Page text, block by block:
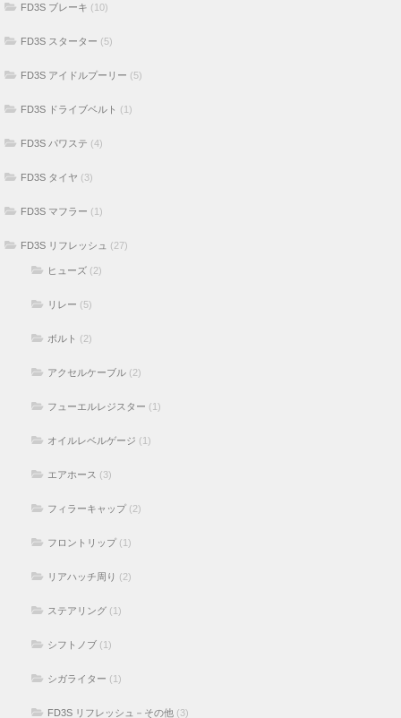
FD3S ブレーキ (10)
FD3S スターター (5)
FD3S アイドルプーリー (5)
FD3S ドライブベルト (1)
FD3S パワステ (4)
FD3S タイヤ (3)
FD3S マフラー (1)
FD3S リフレッシュ (27)
ヒューズ (2)
リレー (5)
ボルト (2)
アクセルケーブル (2)
フューエルレジスター (1)
オイルレベルゲージ (1)
エアホース (3)
フィラーキャップ (2)
フロントリップ (1)
リアハッチ周り (2)
ステアリング (1)
シフトノブ (1)
シガライター (1)
FD3S リフレッシュ－その他 (3)